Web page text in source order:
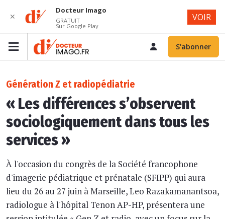
S'abonner
Génération Z et radiopédiatrie
« Les différences s’observent
sociologiquement dans tous les
services »
À l'occasion du congrès de la Société francophone
d'imagerie pédiatrique et prénatale (SFIPP) qui aura
lieu du 26 au 27 juin à Marseille, Leo Razakamanantsoa,
radiologue à l'hôpital Tenon AP-HP, présentera une
✕
Docteur Imago
GRATUIT
Sur Google Play
VOIR